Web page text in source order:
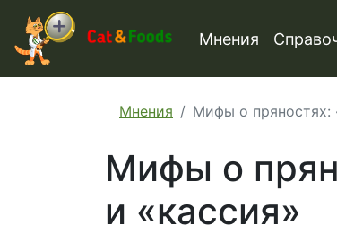
Мнения
Мнения Мифы о пряностях:
Мифы о
и «кассия»